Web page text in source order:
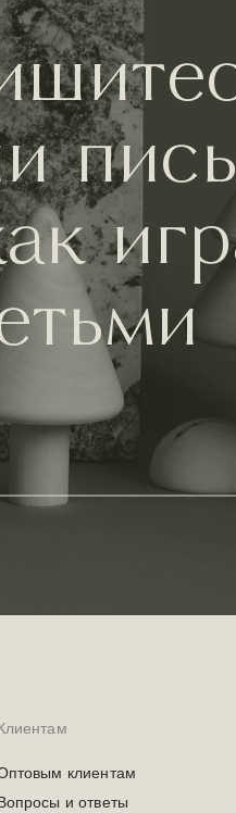
клиентам
и ответы